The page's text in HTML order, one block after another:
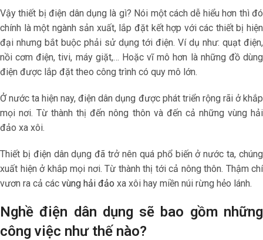
Vậy thiết bị điện dân dụng là gì? Nói một cách dễ hiểu hơn thì đó
chính là một ngành sản xuất, lắp đặt kết hợp với các thiết bị hiện
đại nhưng bắt buộc phải sử dụng tới điện. Ví dụ như: quạt điện,
nồi cơm điện, tivi, máy giặt,… Hoặc vĩ mô hơn là những đồ dùng
điện được lắp đặt theo công trình có quy mô lớn.
Ở nước ta hiện nay, điện dân dụng được phát triển rộng rãi ở khắp
mọi nơi. Từ thành thị đến nông thôn và đến cả những vùng hải
đảo xa xôi.
Thiết bị điện dân dụng đã trở nên quá phổ biến ở nước ta, chúng
xuất hiện ở khắp mọi nơi. Từ thành thị tới cả nông thôn. Thậm chí
vươn ra cả các vùng hải đảo xa xôi hay miền núi rừng hẻo lánh.
Nghề điện dân dụng sẽ bao gồm những
công việc như thế nào?